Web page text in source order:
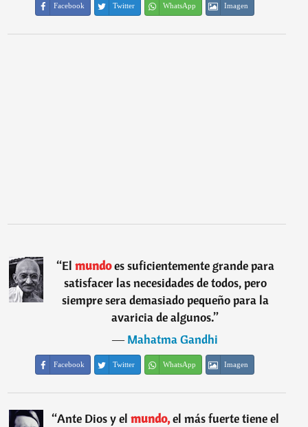
Facebook Twitter WhatsApp Imagen
“El mundoes suficientemente grande para
satisfacer las necesidades de todos, pero
siempre sera demasiado pequeño para la
avaricia de algunos.”
―Mahatma Gandhi
Facebook Twitter WhatsApp Imagen
“Ante Dios y el mundo,el más fuerte tiene el